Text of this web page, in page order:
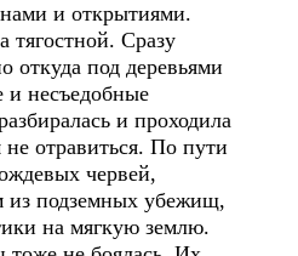
и открытиями.
тягостной. Сразу
откуда под деревьями
и несъедобные
и проходила
отравиться. По пути
червей,
подземных убежищ,
на мягкую землю.